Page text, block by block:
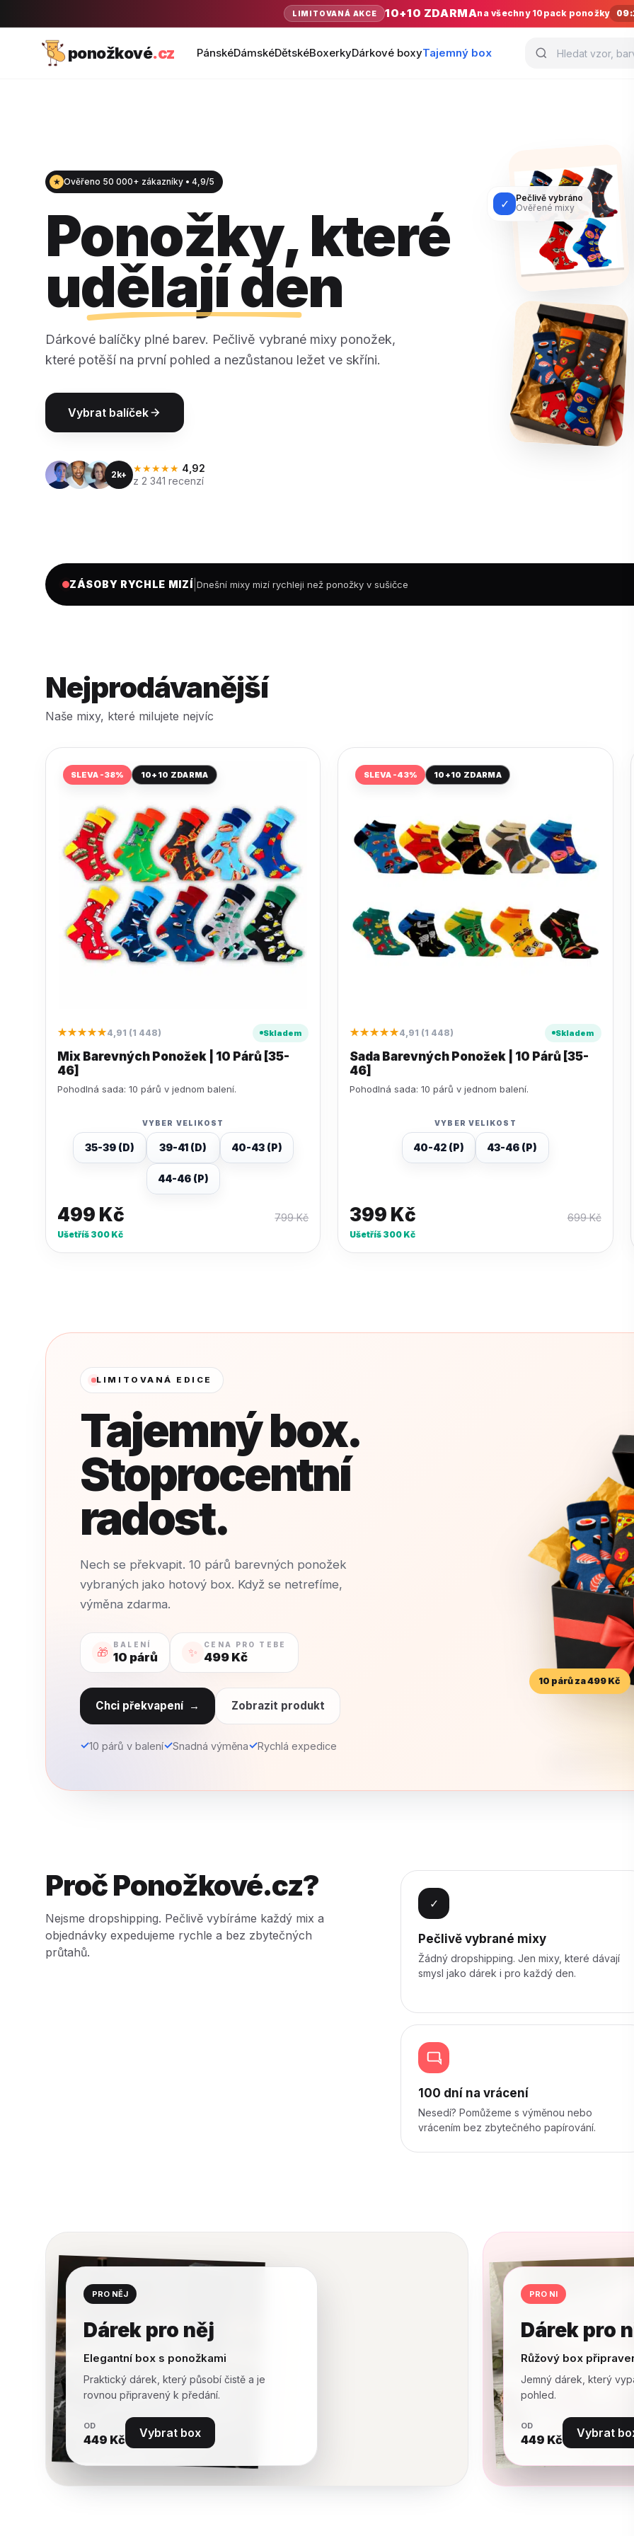
LIMITOVANÁ AKCE 10+10 ZDARMAna všechny 10pack ponožky
ponožkové.cz PánskéDámskéDětskéBoxerkyDárkové boxyTajemný box
★ Ověřeno 50 000+ zákazníky • 4,9/5
Ponožky, které
udělají den
Dárkové balíčky plné barev. Pečlivě vybrané mixy ponožek,
které potěší na první pohled a nezůstanou ležet ve skříni.
Vybrat balíček
2k+
★★★★★ 4,92
z 2 341 recenzí
✓
Pečlivě vybráno
Ověřené mixy
ZÁSOBY RYCHLE MIZÍ Dnešní mixy mizí rychleji než ponožky v sušičce
Nejprodávanější
Naše mixy, které milujete nejvíc
SLEVA -38% 10+10 ZDARMA
★★★★★4,91 (1 448) Skladem
Mix Barevných Ponožek | 10 Párů [35-
46]
Pohodlná sada: 10 párů v jednom balení.
VYBER VELIKOST
35-39 (D) 39-41 (D) 40-43 (P)
44-46 (P)
499 Kč 799Kč
Ušetříš 300 Kč
SLEVA -43% 10+10 ZDARMA
★★★★★4,91 (1 448) Skladem
Sada Barevných Ponožek | 10 Párů [35-
46]
Pohodlná sada: 10 párů v jednom balení.
VYBER VELIKOST
40-42 (P) 43-46 (P)
399 Kč 699Kč
Ušetříš 300 Kč
LIMITOVANÁ EDICE
Tajemný box.
Stoprocentní
radost.
Nech se překvapit. 10 párů barevných ponožek
vybraných jako hotový box. Když se netrefíme,
výměna zdarma.
🎁
BALENÍ
10 párů ✨
CENA PRO TEBE
499 Kč
Chci překvapení → Zobrazit produkt
✓10 párů v balení✓Snadná výměna✓Rychlá expedice
10 párů za 499 Kč
Proč Ponožkové.cz?
Nejsme dropshipping. Pečlivě vybíráme každý mix a
objednávky expedujeme rychle a bez zbytečných
průtahů.
✓
Pečlivě vybrané mixy
Žádný dropshipping. Jen mixy, které dávají
smysl jako dárek i pro každý den.
100 dní na vrácení
Nesedí? Pomůžeme s výměnou nebo
vrácením bez zbytečného papírování.
PRO NĚJ
Dárek pro něj
Elegantní box s ponožkami
Praktický dárek, který působí čistě a je
rovnou připravený k předání.
OD
449 Kč Vybrat box
PRO NI
Dárek pro
Růžový box
Jemný dárek, který
pohled.
OD
449 Kč Vybrat